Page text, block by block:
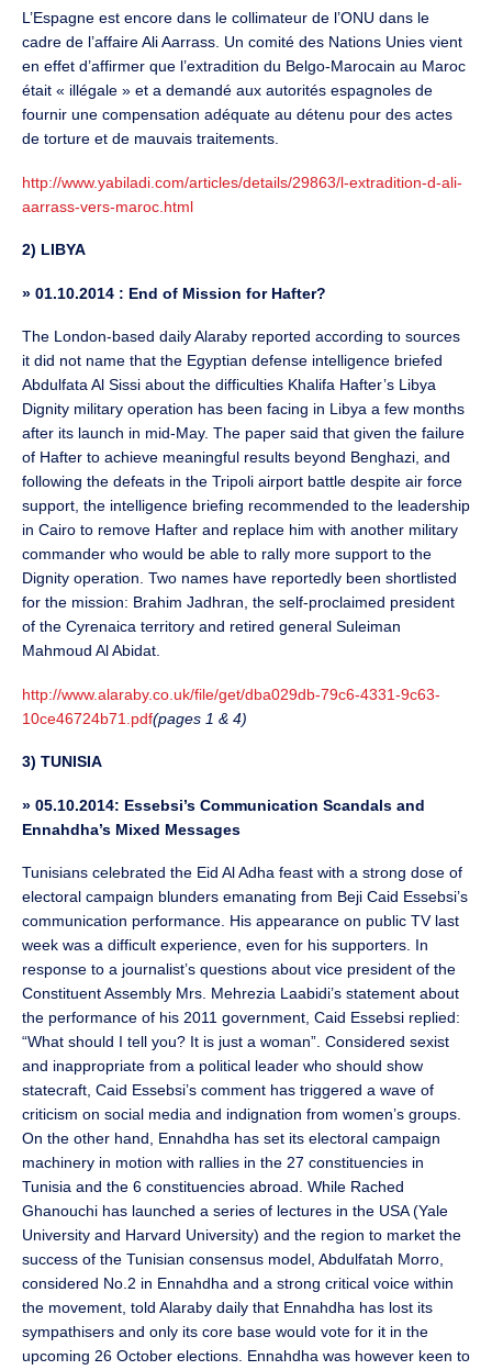
L’Espagne est encore dans le collimateur de l’ONU dans le
cadre de l’affaire Ali Aarrass. Un comité des Nations Unies vient
en effet d’affirmer que l’extradition du Belgo-Marocain au Maroc
était « illégale » et a demandé aux autorités espagnoles de
fournir une compensation adéquate au détenu pour des actes
de torture et de mauvais traitements.
http://www.yabiladi.com/articles/details/29863/l-extradition-d-ali-
aarrass-vers-maroc.html
2) LIBYA
» 01.10.2014 : End of Mission for Hafter?
The London-based daily Alaraby reported according to sources
it did not name that the Egyptian defense intelligence briefed
Abdulfata Al Sissi about the difficulties Khalifa Hafter’s Libya
Dignity military operation has been facing in Libya a few months
after its launch in mid-May. The paper said that given the failure
of Hafter to achieve meaningful results beyond Benghazi, and
following the defeats in the Tripoli airport battle despite air force
support, the intelligence briefing recommended to the leadership
in Cairo to remove Hafter and replace him with another military
commander who would be able to rally more support to the
Dignity operation. Two names have reportedly been shortlisted
for the mission: Brahim Jadhran, the self-proclaimed president
of the Cyrenaica territory and retired general Suleiman
Mahmoud Al Abidat.
http://www.alaraby.co.uk/file/get/dba029db-79c6-4331-9c63-
10ce46724b71.pdf(pages 1 & 4)
3) TUNISIA
» 05.10.2014: Essebsi’s Communication Scandals and
Ennahdha’s Mixed Messages
Tunisians celebrated the Eid Al Adha feast with a strong dose of
electoral campaign blunders emanating from Beji Caid Essebsi’s
communication performance. His appearance on public TV last
week was a difficult experience, even for his supporters. In
response to a journalist’s questions about vice president of the
Constituent Assembly Mrs. Mehrezia Laabidi’s statement about
the performance of his 2011 government, Caid Essebsi replied:
“What should I tell you? It is just a woman”. Considered sexist
and inappropriate from a political leader who should show
statecraft, Caid Essebsi’s comment has triggered a wave of
criticism on social media and indignation from women’s groups.
On the other hand, Ennahdha has set its electoral campaign
machinery in motion with rallies in the 27 constituencies in
Tunisia and the 6 constituencies abroad. While Rached
Ghanouchi has launched a series of lectures in the USA (Yale
University and Harvard University) and the region to market the
success of the Tunisian consensus model, Abdulfatah Morro,
considered No.2 in Ennahdha and a strong critical voice within
the movement, told Alaraby daily that Ennahdha has lost its
sympathisers and only its core base would vote for it in the
upcoming 26 October elections. Ennahdha was however keen to